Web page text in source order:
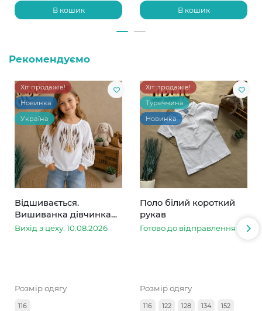
В кошик В кошик
Рекомендуємо
Хіт продажів!
Новинка
Україна
Відшивається.
Вишиванка дівчинка
колоски
Вихід з цеху: 10.08.2026
Розмір одягу
116
Хіт продажів!
Туреччина
Новинка
Поло білий короткий
рукав
Готово до відправлення
Розмір одягу
116 122 128 134
152